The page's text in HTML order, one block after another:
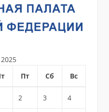
Пт Сб Вс
2 3 4